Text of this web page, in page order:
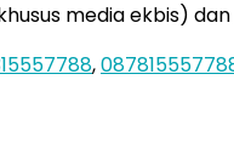
media ekbis) dan
,